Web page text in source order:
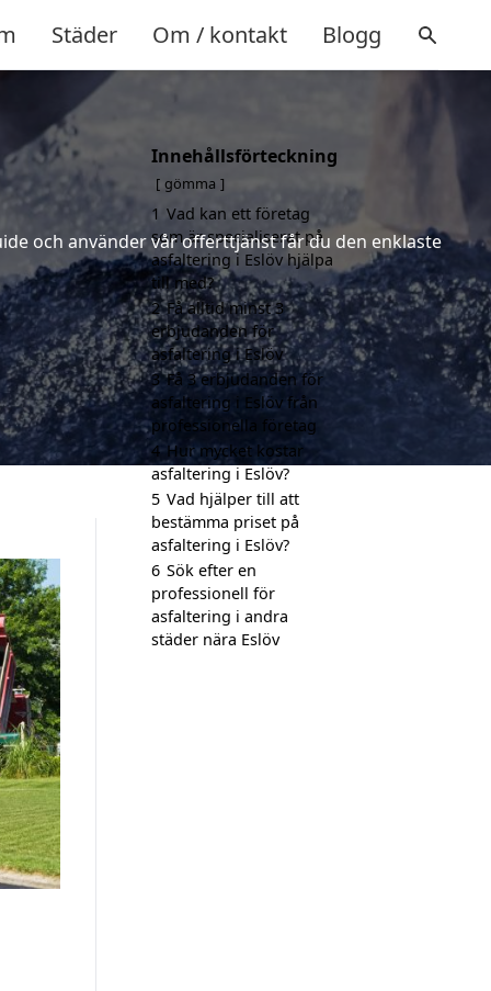
Städer Om / kontakt Blogg
och använder vår offerttjänst får du den enklaste
Innehållsförteckning
gömma
1 Vad kan ett företag
som är specialiserat på
asfaltering i Eslöv hjälpa
till med?
2 Få alltid minst 3
erbjudanden för
asfaltering i Eslöv
3 Få 3 erbjudanden för
asfaltering i Eslöv från
professionella företag
4 Hur mycket kostar
asfaltering i Eslöv?
5 Vad hjälper till att
bestämma priset på
asfaltering i Eslöv?
6 Sök efter en
professionell för
asfaltering i andra
städer nära Eslöv